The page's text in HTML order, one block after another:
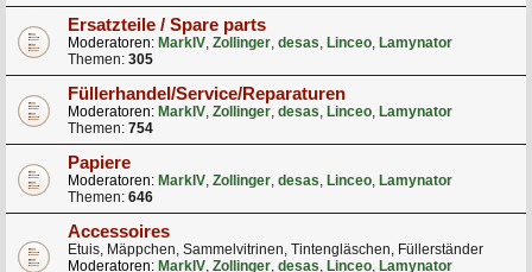
Ersatzteile / Spare parts
Moderatoren: MarkIV, Zollinger, desas, Linceo, Lamynator
Themen: 305
Füllerhandel/Service/Reparaturen
Moderatoren: MarkIV, Zollinger, desas, Linceo, Lamynator
Themen: 754
Papiere
Moderatoren: MarkIV, Zollinger, desas, Linceo, Lamynator
Themen: 646
Accessoires
Etuis, Mäppchen, Sammelvitrinen, Tintengläschen, Füllerständer
Moderatoren: MarkIV, Zollinger, desas, Linceo, Lamynator